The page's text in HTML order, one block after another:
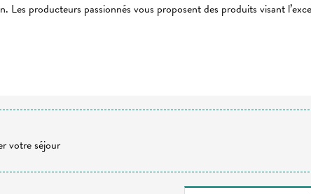
producteurs passionnés vous proposent des produits visant
votre séjour